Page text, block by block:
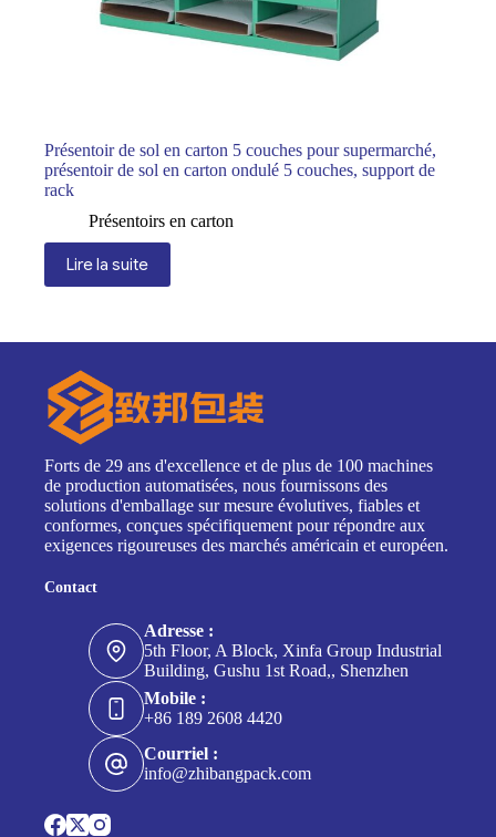
Présentoir de sol en carton 5 couches pour supermarché,
présentoir de sol en carton ondulé 5 couches, support de
rack
Présentoirs en carton
Lire la suite
Forts de 29 ans d'excellence et de plus de 100 machines
de production automatisées, nous fournissons des
solutions d'emballage sur mesure évolutives, fiables et
conformes, conçues spécifiquement pour répondre aux
exigences rigoureuses des marchés américain et européen.
Contact
Adresse :
5th Floor, A Block, Xinfa Group Industrial
Building, Gushu 1st Road,, Shenzhen
Mobile :
+86 189 2608 4420
Courriel :
info@zhibangpack.com